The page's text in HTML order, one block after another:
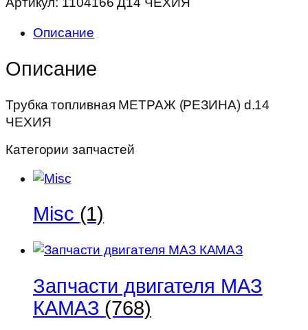
топливная
(РЕЗИНА)
ЧЕХИЯ
Описание
Описание
Трубка топливная МЕТРАЖ (РЕЗИНА) d.14
ЧЕХИЯ
Категории запчастей
Misc (1)
Запчасти двигателя МАЗ
КАМАЗ (768)